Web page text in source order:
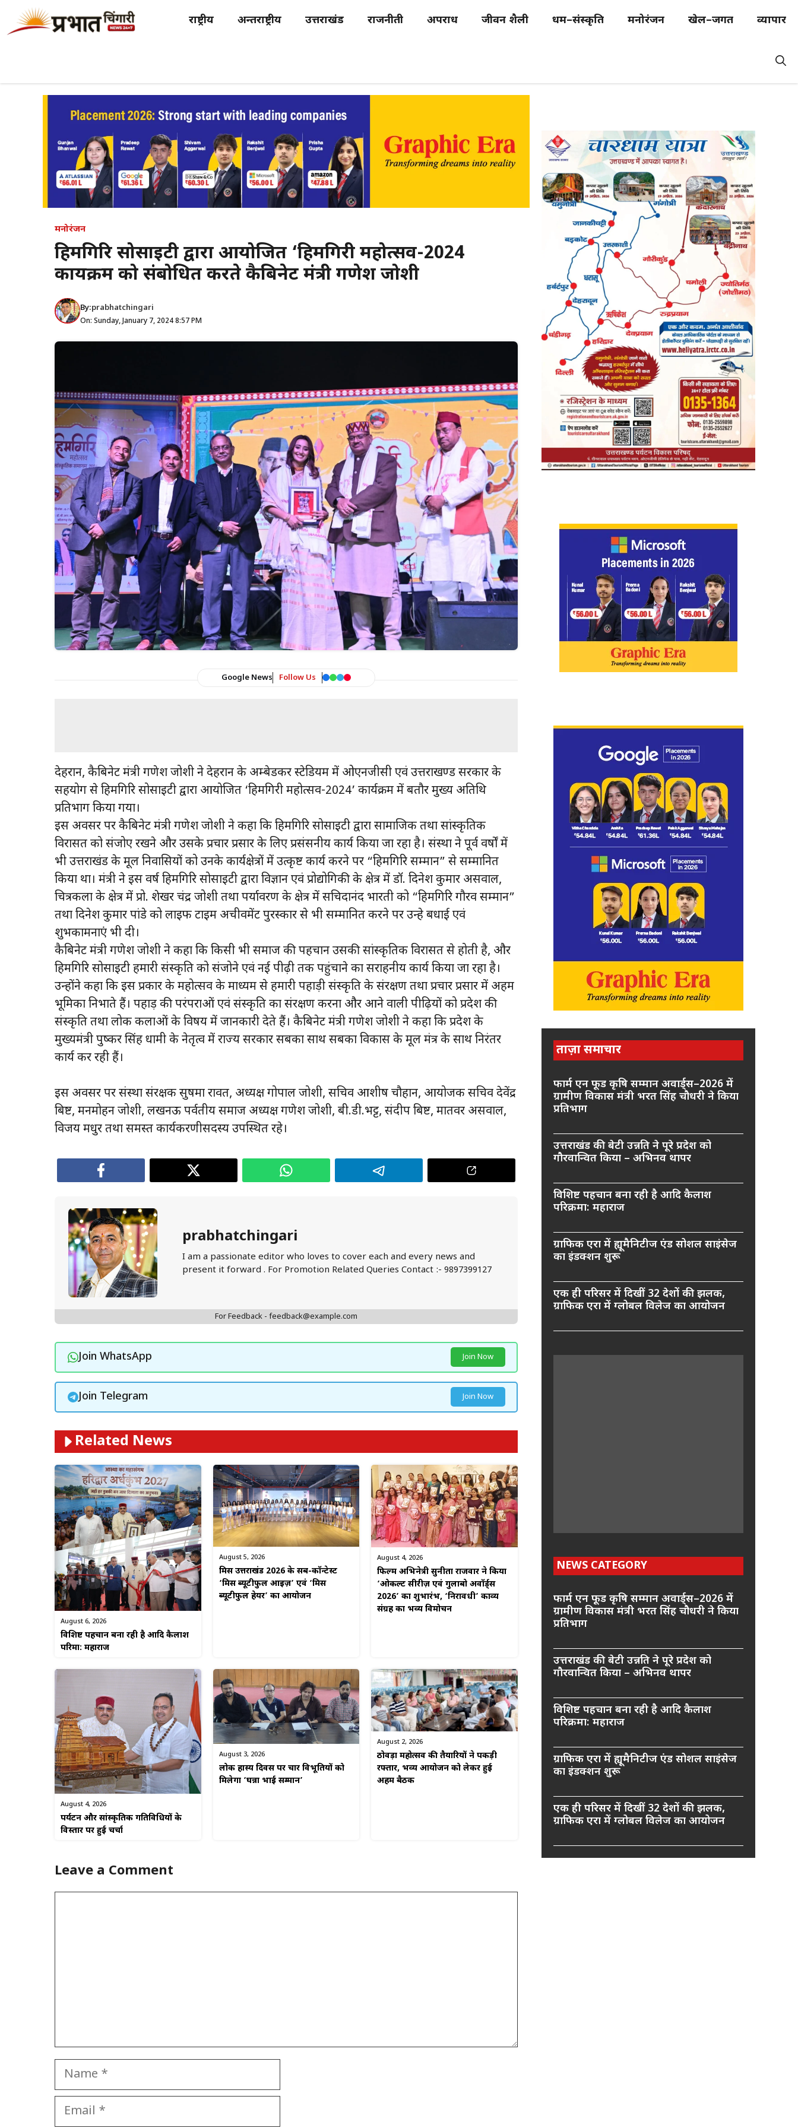
राष्ट्रीय अन्तर्राष्ट्रीय उत्तराखंड राजनीती अपराध जीवन शैली धर्म–संस्कृति मनोरंजन खेल–जगत व्यापार
मनोरंजन
हिमगिरि सोसाइटी द्वारा आयोजित ‘हिमगिरी महोत्सव-2024
कार्यक्रम को संबोधित करते कैबिनेट मंत्री गणेश जोशी
By:prabhatchingari
On: Sunday, January 7, 2024 8:57 PM
Google News Follow Us
देहरादून, कैबिनेट मंत्री गणेश जोशी ने देहरादून के अम्बेडकर स्टेडियम में ओएनजीसी एवं उत्तराखण्ड सरकार के
सहयोग से हिमगिरि सोसाइटी द्वारा आयोजित ‘हिमगिरी महोत्सव-2024’ कार्यक्रम में बतौर मुख्य अतिथि
प्रतिभाग किया गया।
इस अवसर पर कैबिनेट मंत्री गणेश जोशी ने कहा कि हिमगिरि सोसाइटी द्वारा सामाजिक तथा सांस्कृतिक
विरासत को संजोए रखने और उसके प्रचार प्रसार के लिए प्रसंसनीय कार्य किया जा रहा है। संस्था ने पूर्व वर्षों में
भी उत्तराखंड के मूल निवासियों को उनके कार्यक्षेत्रों में उत्कृष्ट कार्य करने पर “हिमगिरि सम्मान” से सम्मानित
किया था। मंत्री ने इस वर्ष हिमगिरि सोसाइटी द्वारा विज्ञान एवं प्रोद्योगिकी के क्षेत्र में डॉ. दिनेश कुमार असवाल,
चित्रकला के क्षेत्र में प्रो. शेखर चंद्र जोशी तथा पर्यावरण के क्षेत्र में सचिदानंद भारती को “हिमगिरि गौरव सम्मान”
तथा दिनेश कुमार पांडे को लाइफ टाइम अचीवमेंट पुरस्कार से भी सम्मानित करने पर उन्हे बधाई एवं
शुभकामनाएं भी दी।
कैबिनेट मंत्री गणेश जोशी ने कहा कि किसी भी समाज की पहचान उसकी सांस्कृतिक विरासत से होती है, और
हिमगिरि सोसाइटी हमारी संस्कृति को संजोने एवं नई पीढ़ी तक पहुंचाने का सराहनीय कार्य किया जा रहा है।
उन्होंने कहा कि इस प्रकार के महोत्सव के माध्यम से हमारी पहाड़ी संस्कृति के संरक्षण तथा प्रचार प्रसार में अहम
भूमिका निभाते हैं। पहाड़ की परंपराओं एवं संस्कृति का संरक्षण करना और आने वाली पीढ़ियों को प्रदेश की
संस्कृति तथा लोक कलाओं के विषय में जानकारी देते हैं। कैबिनेट मंत्री गणेश जोशी ने कहा कि प्रदेश के
मुख्यमंत्री पुष्कर सिंह धामी के नेतृत्व में राज्य सरकार सबका साथ सबका विकास के मूल मंत्र के साथ निरंतर
कार्य कर रही हैं।
इस अवसर पर संस्था संरक्षक सुषमा रावत, अध्यक्ष गोपाल जोशी, सचिव आशीष चौहान, आयोजक सचिव देवेंद्र
बिष्ट, मनमोहन जोशी, लखनऊ पर्वतीय समाज अध्यक्ष गणेश जोशी, बी.डी.भट्ट, संदीप बिष्ट, मातवर असवाल,
विजय मधुर तथा समस्त कार्यकरणीसदस्य उपस्थित रहे।
prabhatchingari
I am a passionate editor who loves to cover each and every news and
present it forward . For Promotion Related Queries Contact :- 9897399127
For Feedback - feedback@example.com
Join WhatsApp Join Now
Join Telegram Join Now
Related News
August 6, 2026
विशिष्ट पहचान बना रही है आदि कैलाश
परिक्रमा: महाराज
August 5, 2026
मिस उत्तराखंड 2026 के सब-कॉन्टेस्ट
‘मिस ब्यूटीफुल आइज़’ एवं ‘मिस
ब्यूटीफुल हेयर’ का आयोजन
August 4, 2026
फिल्म अभिनेत्री सुनीता राजवार ने किया
‘ओकल्ट सीरीज़ एवं गुलाबो अवॉर्ड्स
2026’ का शुभारंभ, ‘निरावधी’ काव्य
संग्रह का भव्य विमोचन
August 4, 2026
पर्यटन और सांस्कृतिक गतिविधियों के
विस्तार पर हुई चर्चा
August 3, 2026
लोक हास्य दिवस पर चार विभूतियों को
मिलेगा ‘घन्ना भाई सम्मान’
August 2, 2026
ठोवड़ा महोत्सव की तैयारियों ने पकड़ी
रफ्तार, भव्य आयोजन को लेकर हुई
अहम बैठक
Leave a Comment
Name
Email
ताज़ा समाचार
फार्म एन फूड कृषि सम्मान अवार्ड्स–2026 में
ग्रामीण विकास मंत्री भरत सिंह चौधरी ने किया
प्रतिभाग
उत्तराखंड की बेटी उन्नति ने पूरे प्रदेश को
गौरवान्वित किया – अभिनव थापर
विशिष्ट पहचान बना रही है आदि कैलाश
परिक्रमा: महाराज
ग्राफिक एरा में ह्यूमैनिटीज एंड सोशल साइंसेज
का इंडक्शन शुरू
एक ही परिसर में दिखीं 32 देशों की झलक,
ग्राफिक एरा में ग्लोबल विलेज का आयोजन
NEWS CATEGORY
फार्म एन फूड कृषि सम्मान अवार्ड्स–2026 में
ग्रामीण विकास मंत्री भरत सिंह चौधरी ने किया
प्रतिभाग
उत्तराखंड की बेटी उन्नति ने पूरे प्रदेश को
गौरवान्वित किया – अभिनव थापर
विशिष्ट पहचान बना रही है आदि कैलाश
परिक्रमा: महाराज
ग्राफिक एरा में ह्यूमैनिटीज एंड सोशल साइंसेज
का इंडक्शन शुरू
एक ही परिसर में दिखीं 32 देशों की झलक,
ग्राफिक एरा में ग्लोबल विलेज का आयोजन